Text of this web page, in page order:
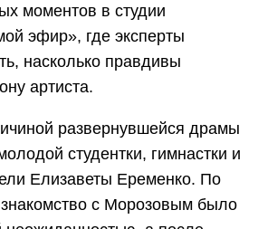
моментов в студии
эфир», где эксперты
насколько правдивы
артиста.
развернувшейся драмы
студентки, гимнастки и
Елизаветы Еременко. По
с Морозовым было